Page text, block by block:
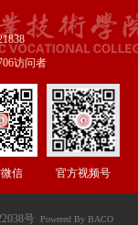
访问者
官方视频号
信
号Powered By BACO